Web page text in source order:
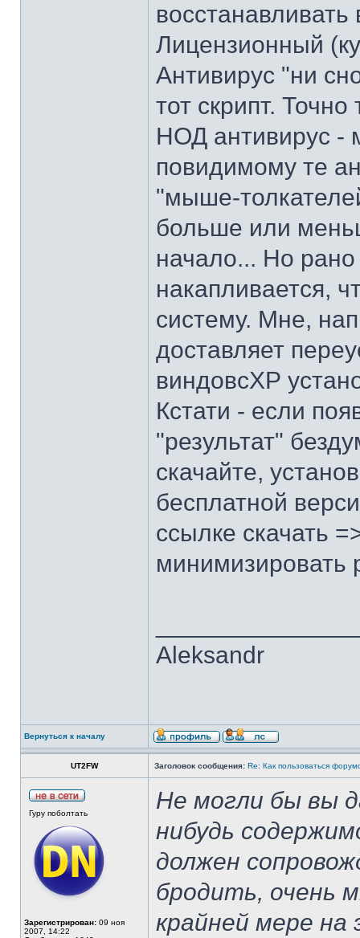
восстанавливать
Лицензионный
Антивирус "ни
тот скрипт.
НОД антивирус -
повидимому те
"мыше-
больше или
начало... Но рано
накапливается,
систему. Мне,
доставляет
виндовсХР
Кстати - если
"результат"
скачайте,
бесплатной
ссылке скачать
минимизировать
Aleksandr
Вернуться к началу
UT2FW Заголовок сообщения: Re: Как пользоваться
Гуру поболтать
Зарегистрирован: 09 ноя
2007, 14:22
Не могли бы вы
нибудь
должен
бродить, очень
крайней мере